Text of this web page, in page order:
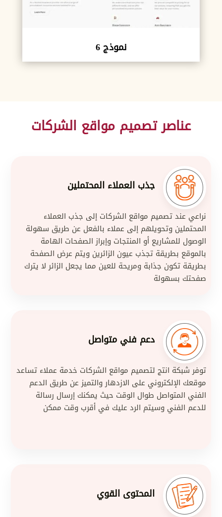
نموذج 6
عناصر تصميم مواقع الشركات
جذب العملاء المحتملين
نراعي عند تصميم مواقع الشركات إلى جذب العملاء
المحتملين وتحويلهم إلى عملاء بالفعل عن طريق سهولة
الوصول للمشاريع أو المنتجات وإبراز الصفحات الهامة
بالموقع بطريقة تجذب عيون الزائرين ويتم عرض الصفحة
بطريقة تكون جذابة ومريحة للعين مما يجعل الزائر لا يترك
صفحتك بسهولة
دعم فني متواصل
توفر شبكة انتج لتصميم مواقع الشركات خدمة عملاء تساعد
موقعك الإلكتروني على الازدهار والتميز عن طريق الدعم
الفني المتواصل طوال الوقت حيث يمكنك إرسال رسالة
للدعم الفني وسيتم الرد عليك في أقرب وقت ممكن
المحتوى القوي